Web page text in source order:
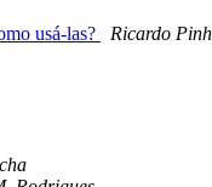
usá-las?
Ricardo